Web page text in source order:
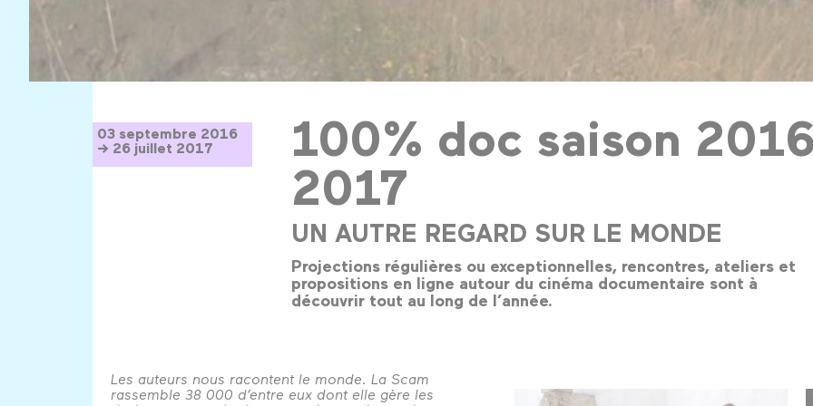
03 septembre 2016
→ 26 juillet 2017
100% doc saison
2017
UN AUTRE REGARD SUR LE MONDE
Projections régulières ou exceptionnelles, rencontres, ateliers et
propositions en ligne autour du cinéma documentaire sont à
découvrir tout au long de l’année.
Les auteurs nous racontent le monde. La Scam
rassemble 38 000 d’entre eux dont elle gère les